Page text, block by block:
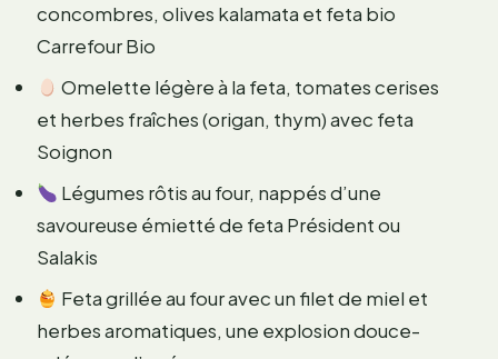
concombres, olives kalamata et feta bio
Carrefour Bio
Omelette légère à la feta, tomates cerises
et herbes fraîches (origan, thym) avec feta
Soignon
Légumes rôtis au four, nappés d’une
savoureuse émietté de feta Président ou
Salakis
Feta grillée au four avec un filet de miel et
herbes aromatiques, une explosion douce-